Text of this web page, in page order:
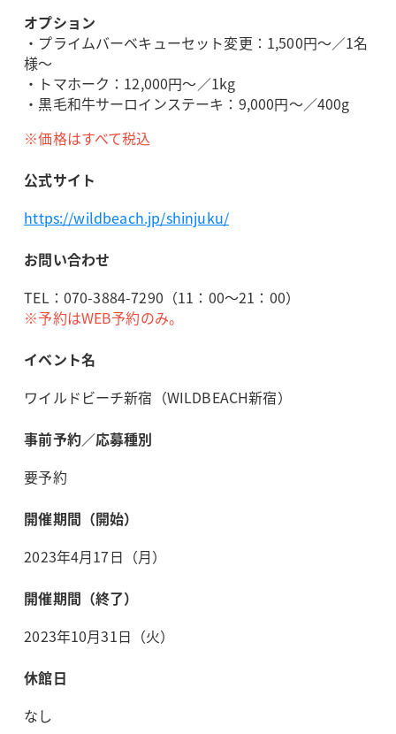
オプション
・プライムバーベキューセット変更：1,500円～／1名
様～
・トマホーク：12,000円～／1kg
・黒毛和牛サーロインステーキ：9,000円～／400g
※価格はすべて税込
公式サイト
https://wildbeach.jp/shinjuku/
お問い合わせ
TEL：070-3884-7290（11：00～21：00）
※予約はWEB予約のみ。
イベント名
ワイルドビーチ新宿（WILDBEACH新宿）
事前予約／応募種別
要予約
開催期間（開始）
2023年4月17日（月）
開催期間（終了）
2023年10月31日（火）
休館日
なし